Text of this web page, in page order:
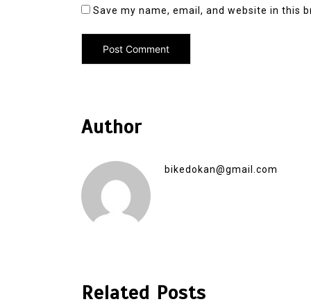
Save my name, email, and website in this
Author
bikedokan@gmail.com
Related Posts